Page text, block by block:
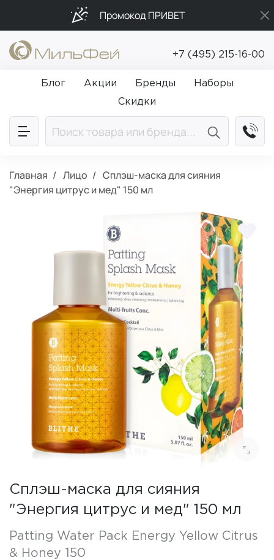
Промокод ПРИВЕТ
Бесплатная доставка от 5 000₽
Подарки в каждый заказ от 5 000₽
+7 (495) 215-16-00
Блог Акции Бренды
Наборы
Скидки
Главная Лицо
Сплэш-маска для сияния
"Энергия цитрус и мед" 150 мл
Сплэш-маска для сияния
"Энергия цитрус и мед" 150 мл
Patting Water Pack Energy Yellow Citrus
& Honey 150